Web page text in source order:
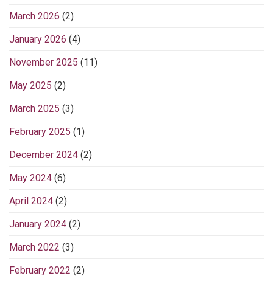
March 2026 (2)
January 2026 (4)
November 2025 (11)
May 2025 (2)
March 2025 (3)
February 2025 (1)
December 2024 (2)
May 2024 (6)
April 2024 (2)
January 2024 (2)
March 2022 (3)
February 2022 (2)